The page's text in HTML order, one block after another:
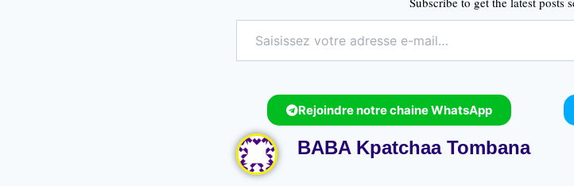
Rejoindre notre chaine WhatsApp
BABA Kpatchaa Tombana